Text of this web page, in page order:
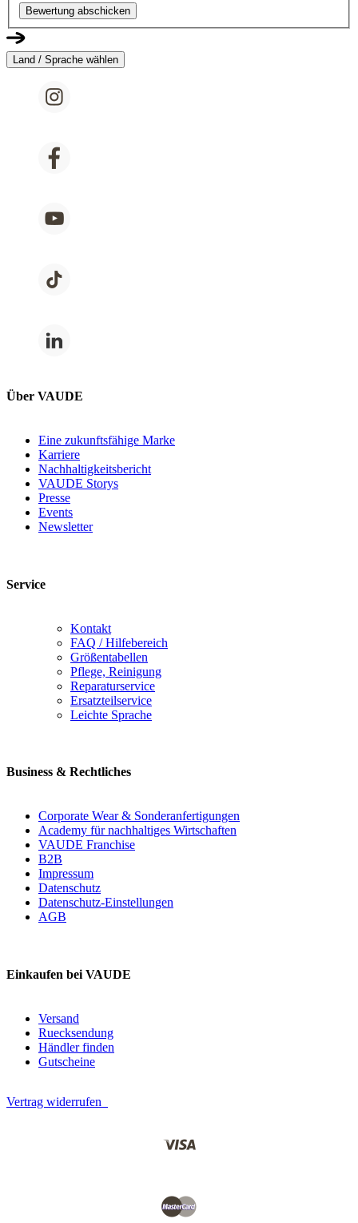
Bewertung abschicken
Land / Sprache wählen
Über VAUDE
Eine zukunftsfähige Marke
Karriere
Nachhaltigkeitsbericht
VAUDE Storys
Presse
Events
Newsletter
Service
Kontakt
FAQ / Hilfebereich
Größentabellen
Pflege, Reinigung
Reparaturservice
Ersatzteilservice
Leichte Sprache
Business & Rechtliches
Corporate Wear & Sonderanfertigungen
Academy für nachhaltiges Wirtschaften
VAUDE Franchise
B2B
Impressum
Datenschutz
Datenschutz-Einstellungen
AGB
Einkaufen bei VAUDE
Versand
Ruecksendung
Händler finden
Gutscheine
Vertrag widerrufen